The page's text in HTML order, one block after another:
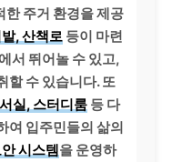
한 주거 환경을 제공
, 산책로 등이 마련
서 뛰어놀 수 있고,
할 수 있습니다. 또
실, 스터디룸 등 다
여 입주민들의 삶의
시스템을 운영하